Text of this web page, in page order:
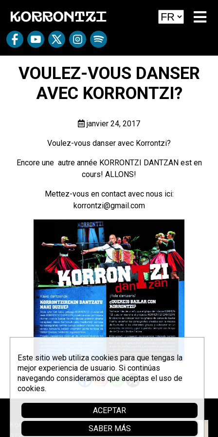
VOULEZ-VOUS DANSER
AVEC KORRONTZI?
janvier 24, 2017
Voulez-vous danser avec Korrontzi?
Encore une autre année KORRONTZI DANTZAN est en
cours! ALLONS!
Mettez-vous en contact avec nous ici:
korrontzi@gmail.com
Korrontzi © 2026 - Tel. (+34) 618
Parrainer
Este sitio web utiliza cookies para que tengas la
mejor experiencia de usuario. Si continúas
navegando consideramos que aceptas el uso de
cookies.
ACEPTAR
SABER MÁS